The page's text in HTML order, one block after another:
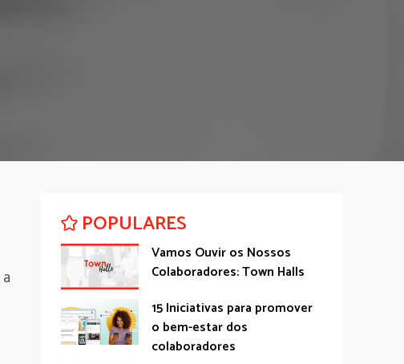
POPULARES
Vamos Ouvir os Nossos
Colaboradores: Town Halls
15 Iniciativas para promover
o bem-estar dos
colaboradores